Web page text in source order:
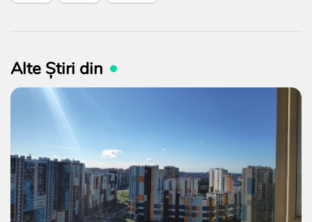
Alte Știri din